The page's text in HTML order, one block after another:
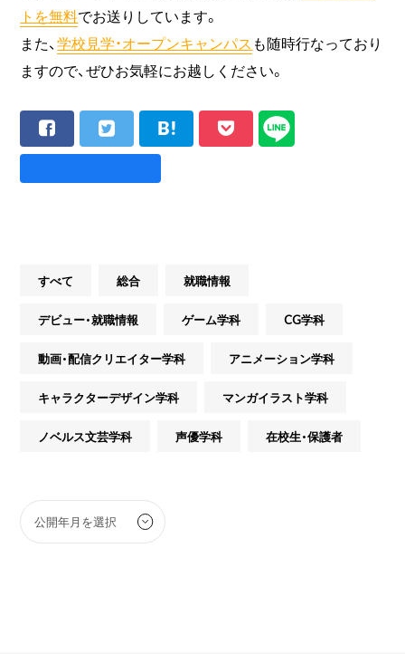
トを無料でお送りしています。
また、学校見学・オープンキャンパス も随時行なっており
ますので、ぜひお気軽にお越しください。
すべて 総合 就職情報
デビュー・就職情報 ゲーム学科 CG学科
動画・配信クリエイター学科 アニメーション学科
キャラクターデザイン学科 マンガイラスト学科
ノベルス文芸学科 声優学科 在校生・保護者